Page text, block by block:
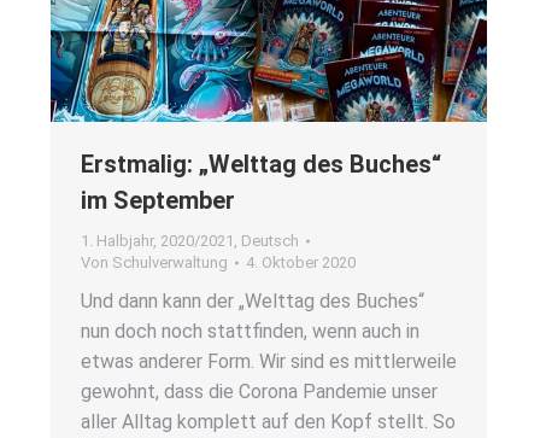
Erst­ma­lig: „Welt­tag des Buches“
im Sep­tem­ber
1. Halbjahr, 2020/2021 Deutsch
Von Schulverwaltung 4. Oktober 2020
Und dann kann der „Welt­tag des Buches“
nun doch noch statt­fin­den, wenn auch in
etwas ande­rer Form. Wir sind es mitt­ler­wei­le
gewohnt, dass die Coro­na Pan­de­mie unser
aller All­tag kom­plett auf den Kopf stellt. So